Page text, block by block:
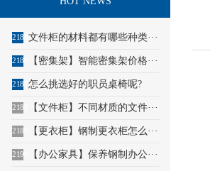
2185 文件柜的材料都有哪些种类···
2186 【密集架】智能密集架价格···
2187 怎么挑选好的职员桌椅呢?
2188 【文件柜】不同材质的文件···
2189 【更衣柜】钢制更衣柜怎么···
2190 【办公家具】保养钢制办公···